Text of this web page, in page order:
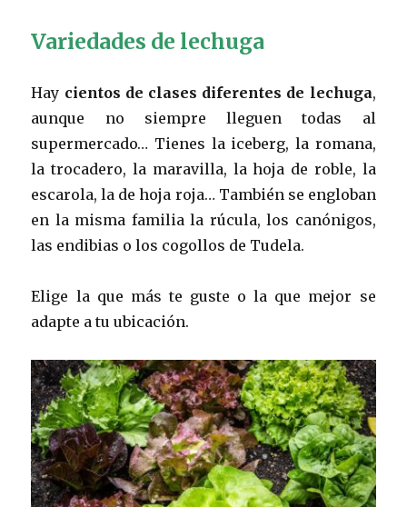
Variedades de lechuga
Hay cientos de clases diferentes de lechuga,
aunque no siempre lleguen todas al
supermercado… Tienes la iceberg, la romana,
la trocadero, la maravilla, la hoja de roble, la
escarola, la de hoja roja… También se engloban
en la misma familia la rúcula, los canónigos,
las endibias o los cogollos de Tudela.
Elige la que más te guste o la que mejor se
adapte a tu ubicación.